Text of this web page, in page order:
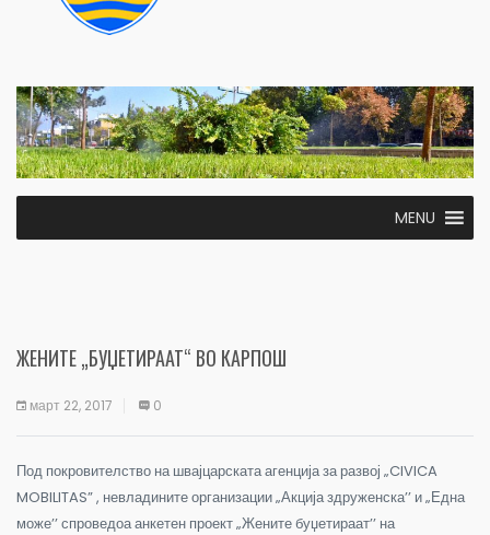
MENU
ЖЕНИТЕ „БУЏЕТИРААТ“ ВО КАРПОШ
март 22, 2017 0
Под покровителство на швајцарската агенција за развој „CIVICA
MOBILITAS” , невладините организации „Акција здруженска’’ и „Една
може’’ спроведоа анкетен проект „Жените буџетираат’’ на